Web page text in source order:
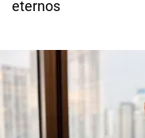
eternos